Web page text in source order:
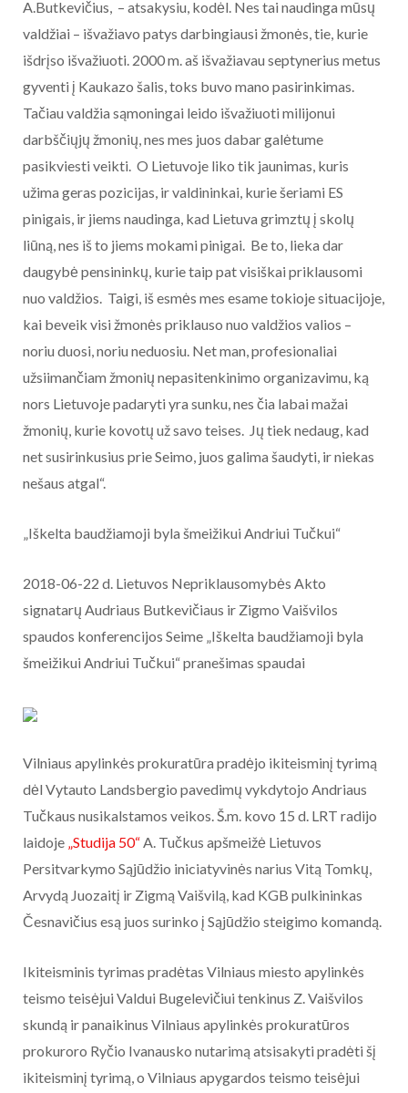
A.Butkevičius, – atsakysiu, kodėl. Nes tai naudinga mūsų
valdžiai – išvažiavo patys darbingiausi žmonės, tie, kurie
išdrįso išvažiuoti. 2000 m. aš išvažiavau septynerius metus
gyventi į Kaukazo šalis, toks buvo mano pasirinkimas.
Tačiau valdžia sąmoningai leido išvažiuoti milijonui
darbščiųjų žmonių, nes mes juos dabar galėtume
pasikviesti veikti. O Lietuvoje liko tik jaunimas, kuris
užima geras pozicijas, ir valdininkai, kurie šeriami ES
pinigais, ir jiems naudinga, kad Lietuva grimztų į skolų
liūną, nes iš to jiems mokami pinigai. Be to, lieka dar
daugybė pensininkų, kurie taip pat visiškai priklausomi
nuo valdžios. Taigi, iš esmės mes esame tokioje situacijoje,
kai beveik visi žmonės priklauso nuo valdžios valios –
noriu duosi, noriu neduosiu. Net man, profesionaliai
užsiimančiam žmonių nepasitenkinimo organizavimu, ką
nors Lietuvoje padaryti yra sunku, nes čia labai mažai
žmonių, kurie kovotų už savo teises. Jų tiek nedaug, kad
net susirinkusius prie Seimo, juos galima šaudyti, ir niekas
nešaus atgal“.
„Iškelta baudžiamoji byla šmeižikui Andriui Tučkui“
2018-06-22 d. Lietuvos Nepriklausomybės Akto
signatarų Audriaus Butkevičiaus ir Zigmo Vaišvilos
spaudos konferencijos Seime „Iškelta baudžiamoji byla
šmeižikui Andriui Tučkui“ pranešimas spaudai
Vilniaus apylinkės prokuratūra pradėjo ikiteisminį tyrimą
dėl Vytauto Landsbergio pavedimų vykdytojo Andriaus
Tučkaus nusikalstamos veikos. Š.m. kovo 15 d. LRT radijo
laidoje „Studija 50“ A. Tučkus apšmeižė Lietuvos
Persitvarkymo Sąjūdžio iniciatyvinės narius Vitą Tomkų,
Arvydą Juozaitį ir Zigmą Vaišvilą, kad KGB pulkininkas
Česnavičius esą juos surinko į Sąjūdžio steigimo komandą.
Ikiteisminis tyrimas pradėtas Vilniaus miesto apylinkės
teismo teisėjui Valdui Bugelevičiui tenkinus Z. Vaišvilos
skundą ir panaikinus Vilniaus apylinkės prokuratūros
prokuroro Ryčio Ivanausko nutarimą atsisakyti pradėti šį
ikiteisminį tyrimą, o Vilniaus apygardos teismo teisėjui